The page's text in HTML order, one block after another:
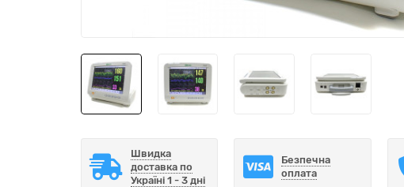
Швидка
доставка по
Україні 1 - 3 дні
Безпечна
оплата